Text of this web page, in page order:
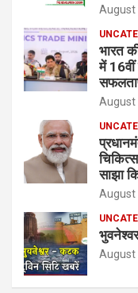
August
भारत
में 16वीं
August
साझा
August
August